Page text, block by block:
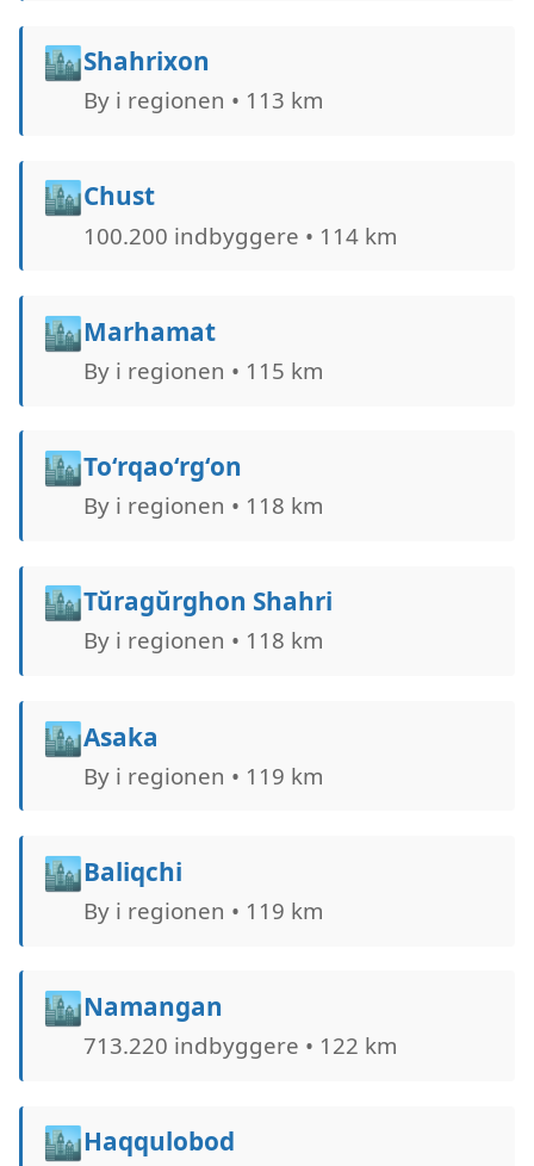
🏙️Shahrixon
By i regionen • 113 km
🏙️Chust
100.200 indbyggere • 114 km
🏙️Marhamat
By i regionen • 115 km
🏙️To‘rqao‘rg‘on
By i regionen • 118 km
🏙️Tŭragŭrghon Shahri
By i regionen • 118 km
🏙️Asaka
By i regionen • 119 km
🏙️Baliqchi
By i regionen • 119 km
🏙️Namangan
713.220 indbyggere • 122 km
🏙️Haqqulobod